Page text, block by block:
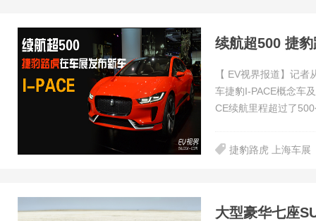
续航超500 捷
【 EV视界报道】记
车捷豹I-PACE概念车
CE续航里程超过了
捷豹路虎 上海车展
大型豪华七座